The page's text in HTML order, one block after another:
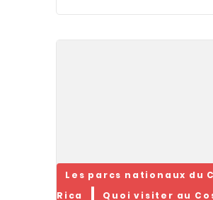
Les parcs nationaux du
Rica
Quoi visiter au